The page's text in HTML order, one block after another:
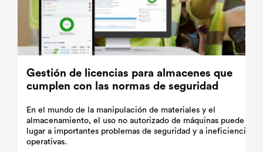
Gestión de licencias para almacenes que
cumplen con las normas de seguridad
En el mundo de la manipulación de materiales y el
almacenamiento, el uso no autorizado de máquinas puede dar
lugar a importantes problemas de seguridad y a ineficiencias
operativas.